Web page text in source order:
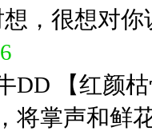
想，很想
DD 【红颜
将掌声和鲜